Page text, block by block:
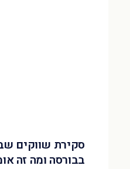
סקירת שווקים
בבורסה ומה זה